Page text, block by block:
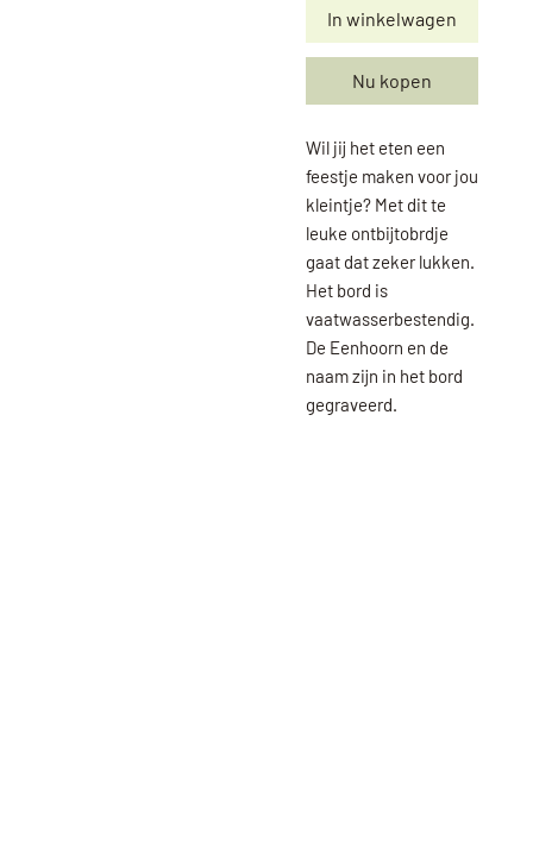
In winkelwagen
Nu kopen
Wil jij het eten een
feestje maken voor jou
kleintje? Met dit te
leuke ontbijtobrdje
gaat dat zeker lukken.
Het bord is
vaatwasserbestendig.
De Eenhoorn en de
naam zijn in het bord
gegraveerd.